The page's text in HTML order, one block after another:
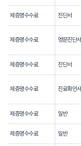
제증명수수료 진단서
제증명수수료 영문진단서
제증명수수료 진단서
제증명수수료 진료확인서
제증명수수료 일반
제증명수수료 일반